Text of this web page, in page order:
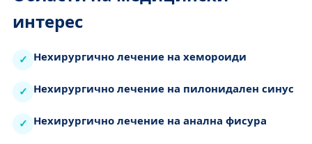
интерес
✓ Нехирургично лечение на хемороиди
✓ Нехирургично лечение на пилонидален синус
✓ Нехирургично лечение на анална фисура